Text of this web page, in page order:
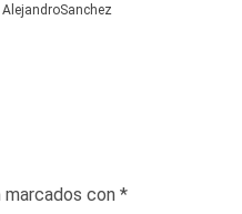
AlejandroSanchez
con *